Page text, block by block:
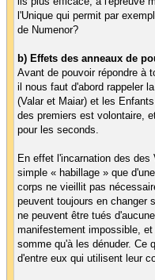
l'Unique qui permit par
de Numenor?
b) Effets des anneaux de
Avant de pouvoir répondre à
il nous faut d'abord rappeler
(Valar et Maiar) et les
des premiers est volontaire,
pour les seconds.
En effet l'incarnation des
simple « habillage » que
corps ne vieillit pas
peuvent toujours en changer
ne peuvent être tués
manifestement impossible,
somme qu'à les dénuder. Ce
d'entre eux qui utilisent leur